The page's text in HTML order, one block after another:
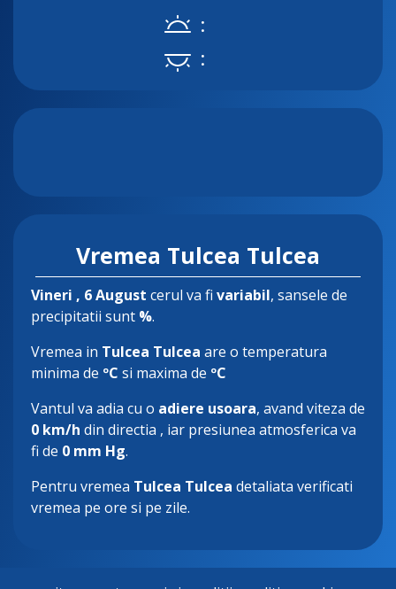
:
:
Vremea Tulcea Tulcea
Vineri , 6 August cerul va fi variabil, sansele de
precipitatii sunt %.
Vremea in Tulcea Tulcea are o temperatura
minima de ºC si maxima de ºC
Vantul va adia cu o adiere usoara, avand viteza de
0 km/h din directia , iar presiunea atmosferica va
fi de 0 mm Hg.
Pentru vremea Tulcea Tulcea detaliata verificati
vremea pe ore si pe zile.